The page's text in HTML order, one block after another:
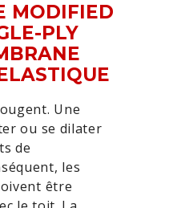
MODIFIED
PLY
Une
ou se dilater
de
les
être